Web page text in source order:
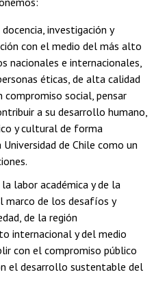
investigación y
con el medio del más alto
nacionales e internacionales,
éticas, de alta calidad
social, pensar
a su desarrollo humano,
y cultural de forma
de Chile como un
labor académica y de la
marco de los desafíos y
de la región
internacional y del medio
con el compromiso público
el desarrollo sustentable del